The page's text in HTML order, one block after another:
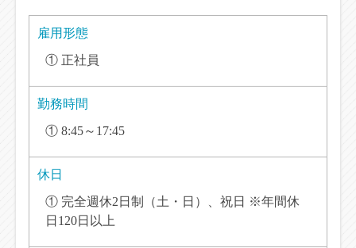
雇用形態
① 正社員
勤務時間
① 8:45～17:45
休日
① 完全週休2日制（土・日）、祝日 ※年間休
日120日以上